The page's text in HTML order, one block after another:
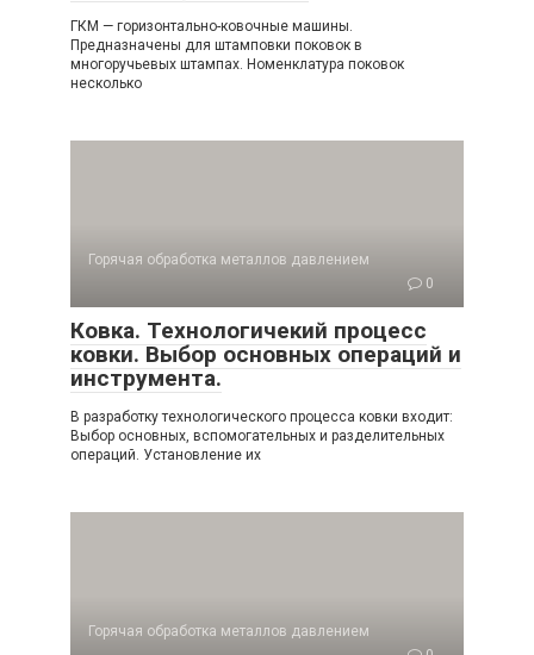
ГКМ — горизонтально-ковочные машины.
Предназначены для штамповки поковок в
многоручьевых штампах. Номенклатура поковок
несколько
Горячая обработка металлов давлением
0
Ковка. Технологичекий процесс
ковки. Выбор основных операций и
инструмента.
В разработку технологического процесса ковки входит:
Выбор основных, вспомогательных и разделительных
операций. Установление их
Горячая обработка металлов давлением